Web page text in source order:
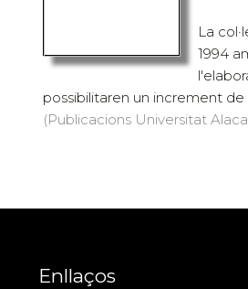
La
1994
possibilitaren un increment de
(Publicacions Universitat
Enllaços